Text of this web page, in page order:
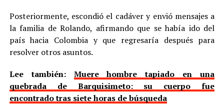
Posteriormente, escondió el cadáver y envió mensajes a
la familia de Rolando, afirmando que se había ido del
país hacia Colombia y que regresaría después para
resolver otros asuntos.
Lee también: Muere hombre tapiado en una
quebrada de Barquisimeto: su cuerpo fue
encontrado tras siete horas de búsqueda